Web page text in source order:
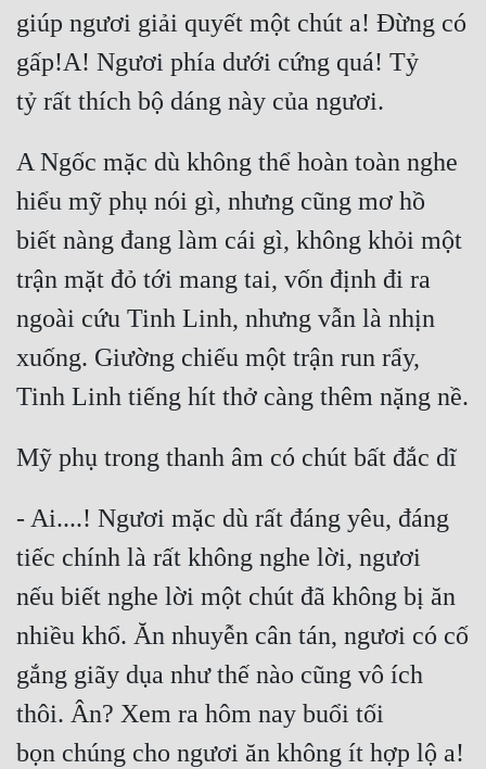
giúp ngươi giải quyết một chút a! Đừng có
gấp!A! Ngươi phía dưới cứng quá! Tỷ
tỷ rất thích bộ dáng này của ngươi.
A Ngốc mặc dù không thể hoàn toàn nghe
hiểu mỹ phụ nói gì, nhưng cũng mơ hồ
biết nàng đang làm cái gì, không khỏi một
trận mặt đỏ tới mang tai, vốn định đi ra
ngoài cứu Tinh Linh, nhưng vẫn là nhịn
xuống. Giường chiếu một trận run rẩy,
Tinh Linh tiếng hít thở càng thêm nặng nề.
Mỹ phụ trong thanh âm có chút bất đắc dĩ
- Ai....! Ngươi mặc dù rất đáng yêu, đáng
tiếc chính là rất không nghe lời, ngươi
nếu biết nghe lời một chút đã không bị ăn
nhiều khổ. Ăn nhuyễn cân tán, ngươi có cố
gắng giãy dụa như thế nào cũng vô ích
thôi. Ân? Xem ra hôm nay buổi tối
bọn chúng cho ngươi ăn không ít hợp lộ a!